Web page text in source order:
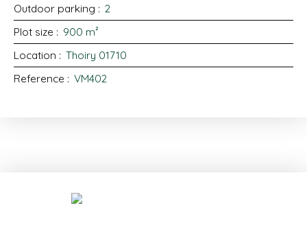
Outdoor parking : 2
Plot size : 900 m²
Location : Thoiry 01710
Reference : VM402